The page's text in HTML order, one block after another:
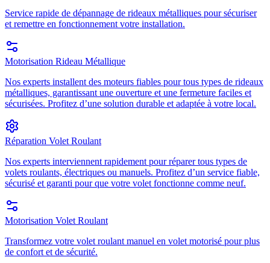
Service rapide de dépannage de rideaux métalliques pour sécuriser
et remettre en fonctionnement votre installation.
Motorisation Rideau Métallique
Nos experts installent des moteurs fiables pour tous types de rideaux
métalliques, garantissant une ouverture et une fermeture faciles et
sécurisées. Profitez d’une solution durable et adaptée à votre local.
Réparation Volet Roulant
Nos experts interviennent rapidement pour réparer tous types de
volets roulants, électriques ou manuels. Profitez d’un service fiable,
sécurisé et garanti pour que votre volet fonctionne comme neuf.
Motorisation Volet Roulant
Transformez votre volet roulant manuel en volet motorisé pour plus
de confort et de sécurité.